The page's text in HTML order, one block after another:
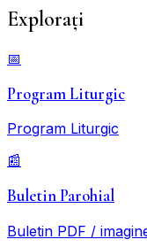
Bun Venit
Sfinții Apostoli
Saints Peter and
Kitchener-Waterloo,
Program Liturgic
Explorați
📅
Program Liturgic
Program Liturgic
📰
Buletin Parohial
Buletin PDF /